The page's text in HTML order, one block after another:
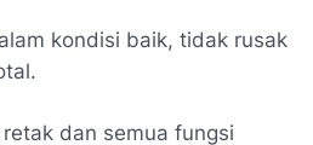
kondisi baik, tidak rusak
dan semua fungsi